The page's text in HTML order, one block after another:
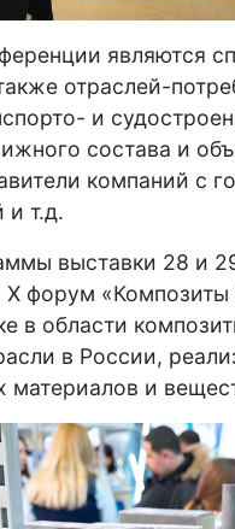
являются
отраслей-
и
состава и
компаний с
и т.д.
выставки 28 и
форум
в области
в России,
материалов и